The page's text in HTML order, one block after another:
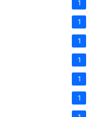
1
1
1
1
1
1